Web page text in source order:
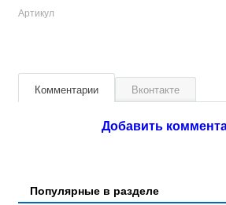
Артикул
Комментарии Вконтакте
Добавить
Популярные в разделе